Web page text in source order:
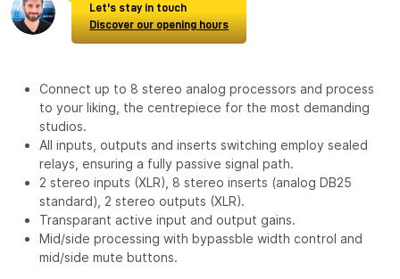
Let's stay in touch
Discover our opening hours
Connect up to 8 stereo analog processors and process
to your liking, the centrepiece for the most demanding
studios.
All inputs, outputs and inserts switching employ sealed
relays, ensuring a fully passive signal path.
2 stereo inputs (XLR), 8 stereo inserts (analog DB25
standard), 2 stereo outputs (XLR).
Transparant active input and output gains.
Mid/side processing with bypassble width control and
mid/side mute buttons.